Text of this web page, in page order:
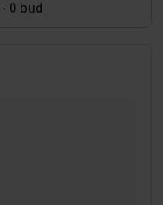
· 0 bud